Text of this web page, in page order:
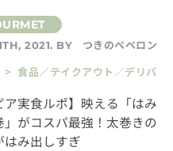
2021. BY つきのペペロン
> 食品／テイクアウト／デリバ
ア実食ルポ】映える「はみ
」がコスパ最強！太巻きの
はみ出しすぎ